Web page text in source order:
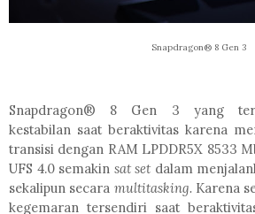
Snapdragon® 8 Gen 3
Snapdragon® 8 Gen 3 yang
kestabilan saat beraktivitas karena
transisi dengan RAM LPDDR5X 8533
UFS 4.0 semakin sat set dalam
sekalipun secara multitasking. Karena
kegemaran tersendiri saat